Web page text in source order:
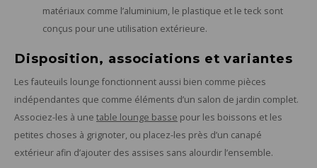
matériaux comme l’aluminium, le plastique et le teck sont
conçus pour une utilisation extérieure.
Disposition, associations et variantes
Les fauteuils lounge fonctionnent aussi bien comme pièces
indépendantes que comme éléments d’un salon de jardin complet.
Associez-les à une table lounge basse pour les boissons et les
petites choses à grignoter, ou placez-les près d’un canapé
extérieur afin d’ajouter des assises sans alourdir l’ensemble.